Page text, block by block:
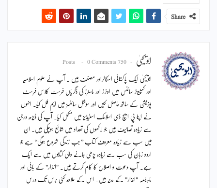
Share
ابویحییٰ 750 Posts
0 Comments
ابویحییٰ ایک پاکستانی اسکالراور مصنف ہیں ۔ آپ نے علوم اسلامیہ
اور کمپیوٹر سائنس میں اونرز اور ماسٹرز کی ڈگریاں فرسٹ کلاس فرسٹ
پوزیشن کے ساتھ حاصل کیں اور سوشل سائنسز میں ایم فل کیا۔ انہوں
نے اپنا پی ایچ ڈی اسلامک اسٹیڈیز میں مکمل کیا۔ آپ کی ڈیڑھ درجن
سے زیادہ تصانیف ہیں جو لاکھوں کی تعداد میں شائع ہوچکی ہیں۔ ان
میں سب سے زیادہ معروف کتاب ’’جب زندگی شروع ہوگی‘‘ ہے جو
اردو زبان کی سب سے زیادہ پڑھی جانے والی کتابوں میں سے ایک
ہے۔ آپ دعوت و اصلاح کا کام کرتے ہیں۔ "انذار" کے بانی اور
ماہنامہ "انذار" کے مدیر ہیں۔ اس کے علاوہ کئی برس تک درس